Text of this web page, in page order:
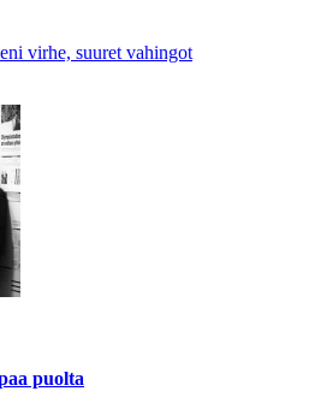
virhe, suuret vahingot
puolta